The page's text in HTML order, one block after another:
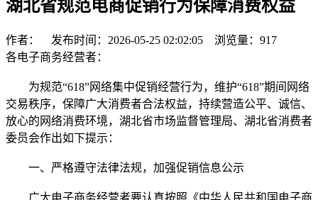
湖北省规范电商促销行为保障消费权益
作者： 发布时间：2026-05-25 02:02:05 浏览量： 917
各电子商务经营者：
为规范“618”网络集中促销经营行为，维护“618”期间网络
交易秩序，保障广大消费者合法权益，持续营造公平、诚信、
放心的网络消费环境，湖北省市场监督管理局、湖北省消费者
委员会作出如下提示：
一、严格遵守法律法规，加强促销信息公示
广大电子商务经营者要认真按照《中华人民共和国电子商